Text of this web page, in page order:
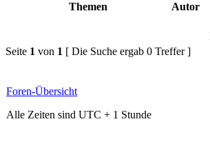
Themen Autor
Seite 1 von 1 [ Die Suche ergab 0 Treffer ]
Foren-Übersicht
Alle Zeiten sind UTC + 1 Stunde